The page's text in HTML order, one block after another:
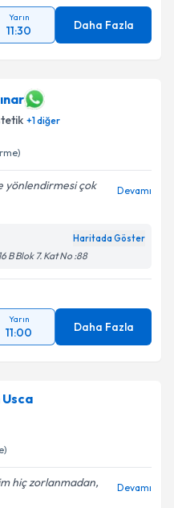
Yarın
11:30 Daha Fazla
+1diğer
yönlendirmesi çok
Devamı
Haritada Göster
B Blok 7. Kat No :88
Yarın
11:00 Daha Fazla
hiç zorlanmadan,
Devamı